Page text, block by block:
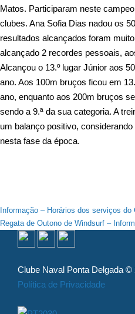
Matos. Participaram neste
clubes. Ana Sofia Dias nadou os
resultados alcançados foram
alcançado 2 recordes pessoais,
Alcançou o 13.º lugar Júnior aos
ano. Aos 100m bruços ficou em
ano, enquanto aos 200m bruços
sendo a 9.ª da sua categoria. A
um balanço positivo,
nesta fase da época.
Navegação
de
artigos
Informação – Horários dos serviços do
Regata de Outono de Windsurf –
Clube Naval Ponta Delgada ©
Política de Privacidade